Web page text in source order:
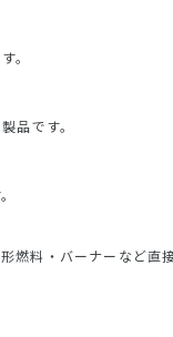
。
品です。
燃料・バーナーなど直